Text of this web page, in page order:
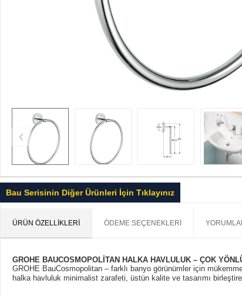
Bau Serisinin Diğer Ürünleri İçin Tıklayınız
ÜRÜN ÖZELLIKLERI ÖDEME SEÇENEKLERI
GROHE BAUCOSMOPOLİTAN HALKA HAVLULUK – ÇOK
GROHE BauCosmopolitan – farklı banyo görünümler için
halka havluluk minimalist zarafeti, üstün kalite ve tasarımı